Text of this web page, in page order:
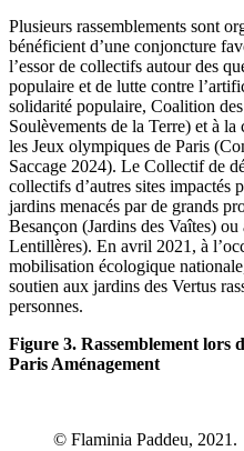
Plusieurs rassemblements sont
bénéficient d’une conjoncture
l’essor de collectifs autour des
populaire et de lutte contre
solidarité populaire, Coalition
Soulèvements de la Terre) et à
les Jeux olympiques de Paris
Saccage 2024). Le Collectif de
collectifs d’autres sites impactés
jardins menacés par de grands
Besançon (Jardins des Vaîtes)
Lentillères). En avril 2021, à
mobilisation écologique
soutien aux jardins des Vertus
personnes.
Figure 3. Rassemblement lors
Paris Aménagement
© Flaminia Paddeu, 2021.